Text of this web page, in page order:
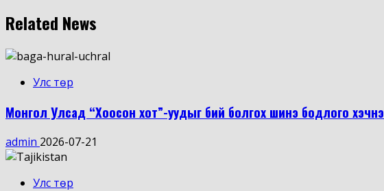
Related News
Улс төр
Монгол Улсад “Хоосон хот”-уудыг бий болгох шинэ бодлого
admin 2026-07-21
Улс төр